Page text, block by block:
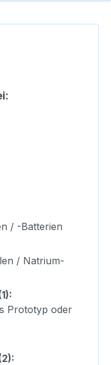
/ -Batterien
/ Natrium-
Prototyp oder